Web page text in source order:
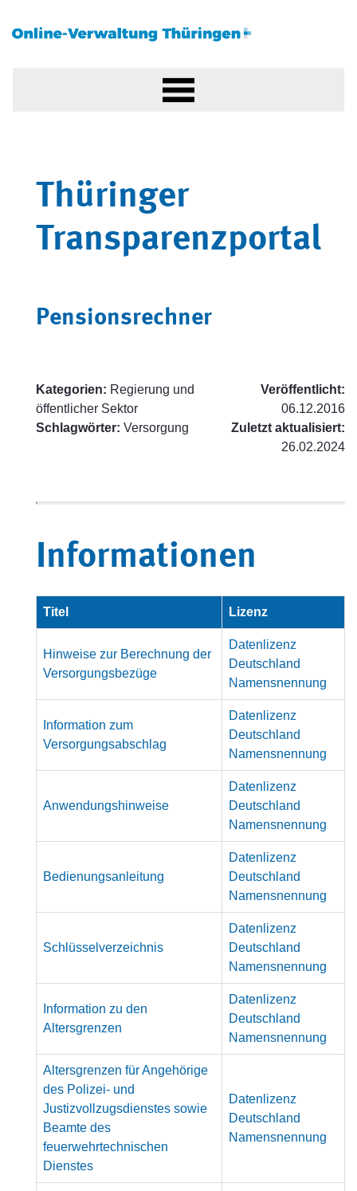
Thüringer
Transparenzportal
Pensionsrechner
Kategorien: Regierung und
öffentlicher Sektor
Schlagwörter: Versorgung
Veröffentlicht:
06.12.2016
Zuletzt aktualisiert:
26.02.2024
Informationen
Titel Lizenz
Hinweise zur Berechnung der
Versorgungsbezüge
Datenlizenz
Deutschland
Namensnennung
Information zum
Versorgungsabschlag
Datenlizenz
Deutschland
Namensnennung
Anwendungshinweise
Datenlizenz
Deutschland
Namensnennung
Bedienungsanleitung
Datenlizenz
Deutschland
Namensnennung
Schlüsselverzeichnis
Datenlizenz
Deutschland
Namensnennung
Information zu den
Altersgrenzen
Datenlizenz
Deutschland
Namensnennung
Altersgrenzen für Angehörige
des Polizei- und
Justizvollzugsdienstes sowie
Beamte des
feuerwehrtechnischen
Dienstes
Datenlizenz
Deutschland
Namensnennung